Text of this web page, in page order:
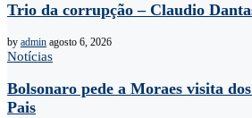
Trio da corrupção – Claudio
by admin agosto 6, 2026
Notícias
Bolsonaro pede a Moraes visita
Pais